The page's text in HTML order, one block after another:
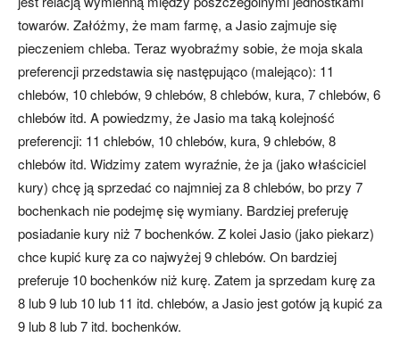
towarów. Załóżmy, że mam farmę, a Jasio zajmuje się
pieczeniem chleba. Teraz wyobraźmy sobie, że moja skala
preferencji przedstawia się następująco (malejąco): 11
chlebów, 10 chlebów, 9 chlebów, 8 chlebów, kura, 7 chlebów, 6
chlebów itd. A powiedzmy, że Jasio ma taką kolejność
preferencji: 11 chlebów, 10 chlebów, kura, 9 chlebów, 8
chlebów itd. Widzimy zatem wyraźnie, że ja (jako właściciel
kury) chcę ją sprzedać co najmniej za 8 chlebów, bo przy 7
bochenkach nie podejmę się wymiany. Bardziej preferuję
posiadanie kury niż 7 bochenków. Z kolei Jasio (jako piekarz)
chce kupić kurę za co najwyżej 9 chlebów. On bardziej
preferuje 10 bochenków niż kurę. Zatem ja sprzedam kurę za
8 lub 9 lub 10 lub 11 itd. chlebów, a Jasio jest gotów ją kupić za
9 lub 8 lub 7 itd. bochenków.